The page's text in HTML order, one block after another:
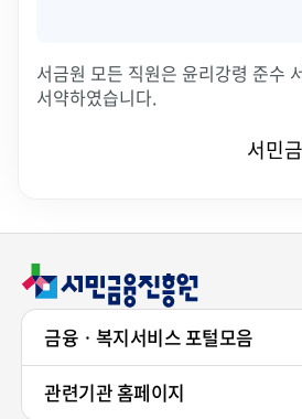
서금원 모든 직원은 윤리강령 준수
서약하였습니다.
서민
금융ㆍ복지서비스 포털모음
관련기관 홈페이지